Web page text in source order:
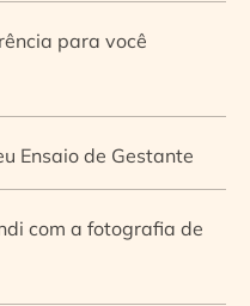
para você
Ensaio de Gestante
com a fotografia de